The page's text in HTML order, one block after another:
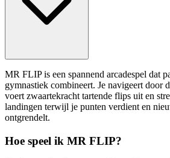
MR FLIP is een spannend arcadespel dat
gymnastiek combineert. Je navigeert door
voert zwaartekracht tartende flips uit en
landingen terwijl je punten verdient en
ontgrendelt.
Hoe speel ik MR FLIP?